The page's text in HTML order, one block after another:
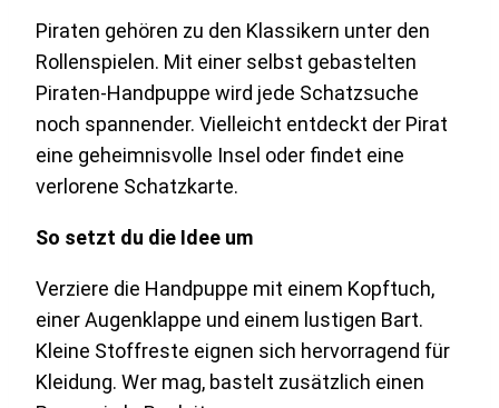
Piraten gehören zu den Klassikern unter den
Rollenspielen. Mit einer selbst gebastelten
Piraten-Handpuppe wird jede Schatzsuche
noch spannender. Vielleicht entdeckt der Pirat
eine geheimnisvolle Insel oder findet eine
verlorene Schatzkarte.
So setzt du die Idee um
Verziere die Handpuppe mit einem Kopftuch,
einer Augenklappe und einem lustigen Bart.
Kleine Stoffreste eignen sich hervorragend für
Kleidung. Wer mag, bastelt zusätzlich einen